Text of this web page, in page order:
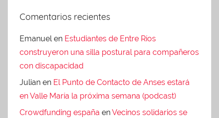
Comentarios recientes
Emanuel en Estudiantes de Entre Ríos
construyeron una silla postural para compañeros
con discapacidad
Julian en El Punto de Contacto de Anses estará
en Valle María la próxima semana (podcast)
Crowdfunding españa enVecinos solidarios se